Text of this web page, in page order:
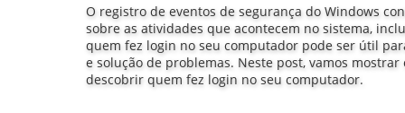
O registro de eventos de segurança do Windows
sobre as atividades que acontecem no sistema,
quem fez login no seu computador pode ser útil
e solução de problemas. Neste post, vamos
descobrir quem fez login no seu computador.